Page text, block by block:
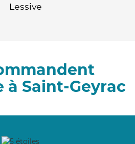
Lessive
à Saint-Geyrac